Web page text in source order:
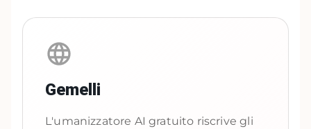
Gemelli
L'umanizzatore AI gratuito riscrive gli